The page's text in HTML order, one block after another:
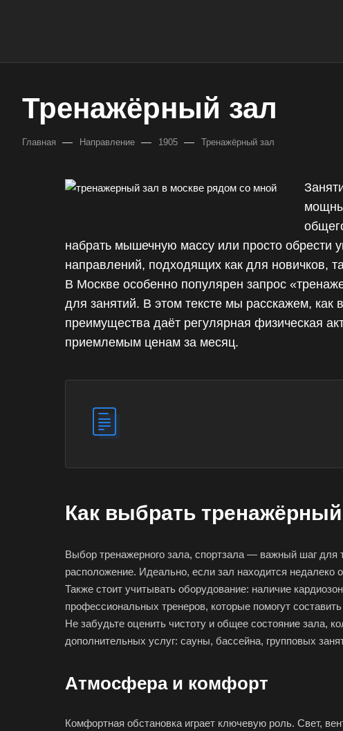
Тренажёрный зал
Главная — Направление — 1905 — Тренажёрный зал
набрать мышечную массу или просто обрести
направлений, подходящих как для новичков,
В Москве особенно популярен запрос
для занятий. В этом тексте мы расскажем, как
преимущества даёт регулярная физическая
приемлемым ценам за месяц.
Как выбрать тренажёрный
Выбор тренажерного зала, спортзала — важный шаг для
расположение. Идеально, если зал находится недалеко
Также стоит учитывать оборудование: наличие
профессиональных тренеров, которые помогут
Не забудьте оценить чистоту и общее состояние зала,
дополнительных услуг: сауны, бассейна, групповых
Атмосфера и комфорт
Комфортная обстановка играет ключевую роль. Свет,